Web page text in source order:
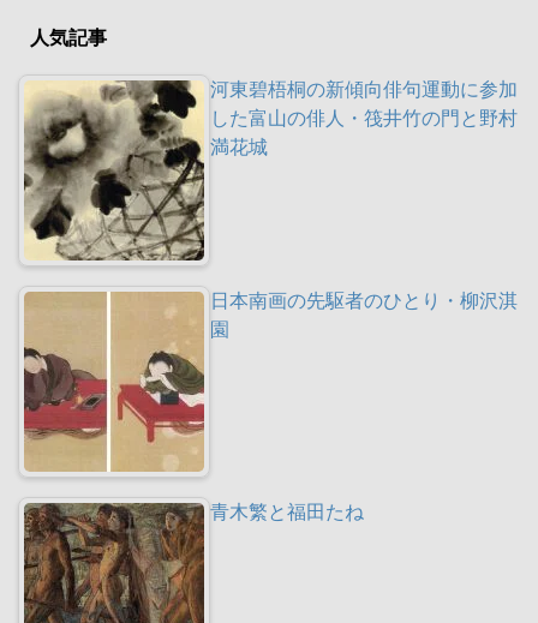
人気記事
河東碧梧桐の新傾向俳句運動に参加
した富山の俳人・筏井竹の門と野村
満花城
日本南画の先駆者のひとり・柳沢淇
園
青木繁と福田たね